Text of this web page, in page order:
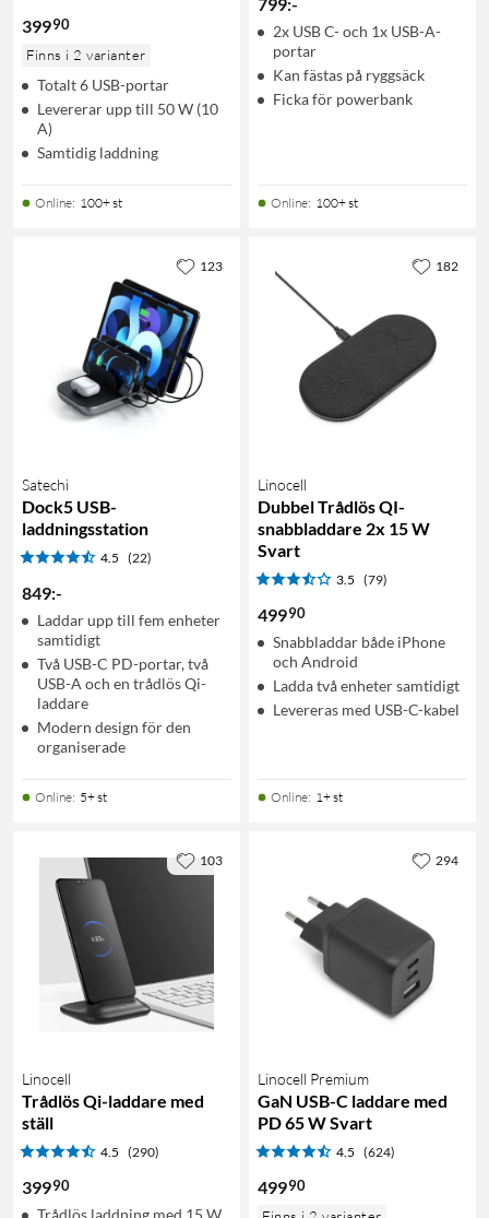
39990
Finns i 2 varianter
Totalt 6 USB-portar
Levererar upp till 50 W (10
A)
Samtidig laddning
Online: 100+ st
2x USB C- och 1x USB-A-
portar
Kan fästas på ryggsäck
Ficka för powerbank
Online: 100+ st
Satechi
Dock5 USB-
laddningsstation
4.5 (22)
849:-
Laddar upp till fem enheter
samtidigt
Två USB-C PD-portar, två
USB-A och en trådlös Qi-
laddare
Modern design för den
organiserade
Online: 5+ st
123
Linocell
Dubbel Trådlös QI-
snabbladdare 2x 15 W
Svart
3.5 (79)
49990
Snabbladdar både iPhone
och Android
Ladda två enheter samtidigt
Levereras med USB-C-kabel
Online: 1+ st
182
Linocell
Trådlös Qi-laddare med
ställ
4.5 (290)
39990
Trådlös laddning med 15 W
103
Linocell Premium
GaN USB-C laddare med
PD 65 W Svart
4.5 (624)
49990
294